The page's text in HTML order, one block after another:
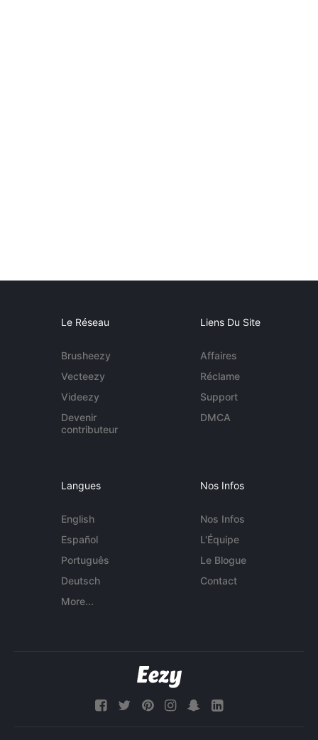
Le Réseau
Brusheezy
Vecteezy
Videezy
Devenir
contributeur
Liens Du Site
Affaires
Réclame
Support
DMCA
Langues
English
Español
Português
Deutsch
More...
Nos Infos
Nos Infos
L'Équipe
Le Blogue
Contact